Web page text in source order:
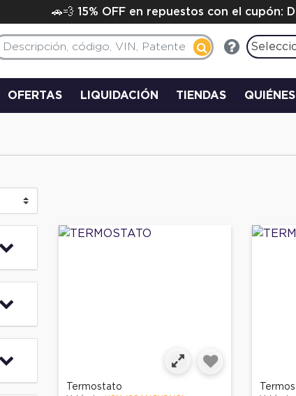
🚗💨 15% OFF en repuestos con el cupón:
OFERTAS LIQUIDACIÓN TIENDAS
Termostato